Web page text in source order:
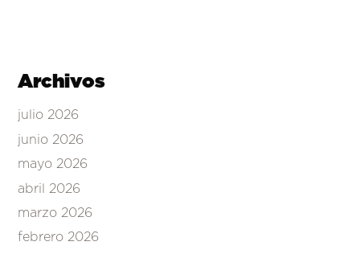
Archivos
julio 2026
junio 2026
mayo 2026
abril 2026
marzo 2026
febrero 2026